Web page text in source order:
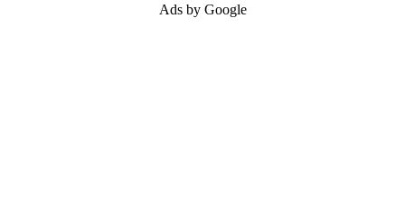
Ads by Google